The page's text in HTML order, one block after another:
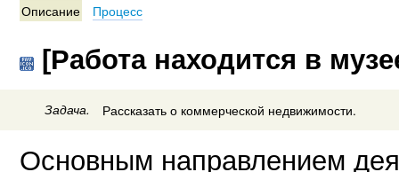
Описание
Процесс
[Работа находится в
Задача. Рассказать о коммерческой недвижимости.
Основным направлением